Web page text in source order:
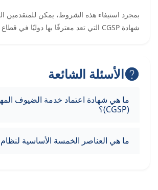
بمجرد استيفاء هذه الشروط، يمكن للمتقدمين
شهادة CGSP التي تعد معترفًا بها دوليًا في قطاع الضيافة.
الأسئلة الشائعة
ما هي شهادة اعتماد خدمة الضيوف
(CGSP)؟
ما هي العناصر الخمسة الأساسية لنظام GSP؟